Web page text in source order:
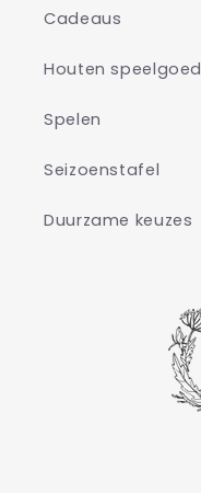
Cadeaus
Houten speelgoed
Spelen
Seizoenstafel
Duurzame keuzes